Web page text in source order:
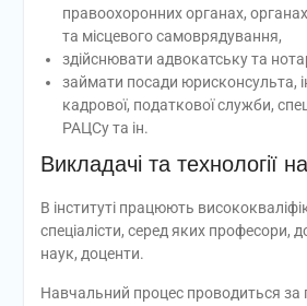
правоохоронних органах,
та місцевого самоврядування,
здійснювати адвокатську та
займати посади юрисконсульта,
кадрової, податкової служби,
РАЦСу та ін.
Викладачі та технології
В інституті працюють
спеціалісти, серед яких професори,
наук, доценти.
Навчальний процес проводиться за